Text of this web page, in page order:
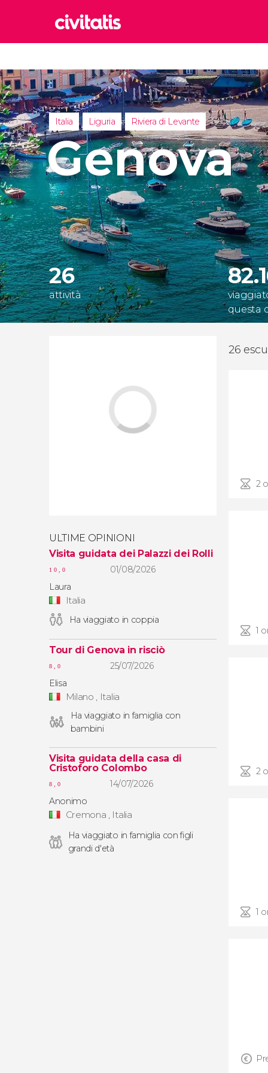
Italia
Regno
Regno
Turchia
Italia Liguria Riviera di Levante
Genova
26
attività
questa
ULTIME OPINIONI
Visita guidata dei Palazzi dei Rolli
10,0
01/08/2026
Laura
Italia
Ha viaggiato in coppia
Tour di Genova in risciò
8,0
25/07/2026
Elisa
Milano , Italia
Ha viaggiato in famiglia con
bambini
Visita guidata della casa di
Cristoforo Colombo
8,0
14/07/2026
Anonimo
Cremona , Italia
Ha viaggiato in famiglia con figli
grandi d'età
26
2
1
2
1